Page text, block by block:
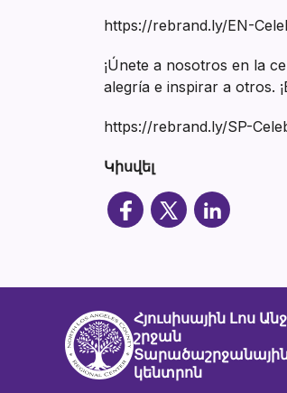
https://rebrand.ly/EN-
¡Únete a nosotros en la
alegría e inspirar a otros.
https://rebrand.ly/SP-
Կիսվել
Հյուսիսային Լոս
շրջան
կենտրոն